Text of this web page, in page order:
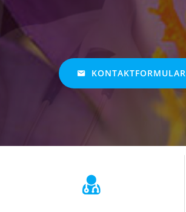
KONTAKTFORMULAR